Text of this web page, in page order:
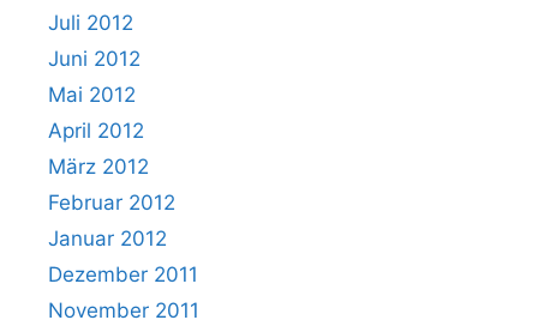
Juli 2012
Juni 2012
Mai 2012
April 2012
März 2012
Februar 2012
Januar 2012
Dezember 2011
November 2011